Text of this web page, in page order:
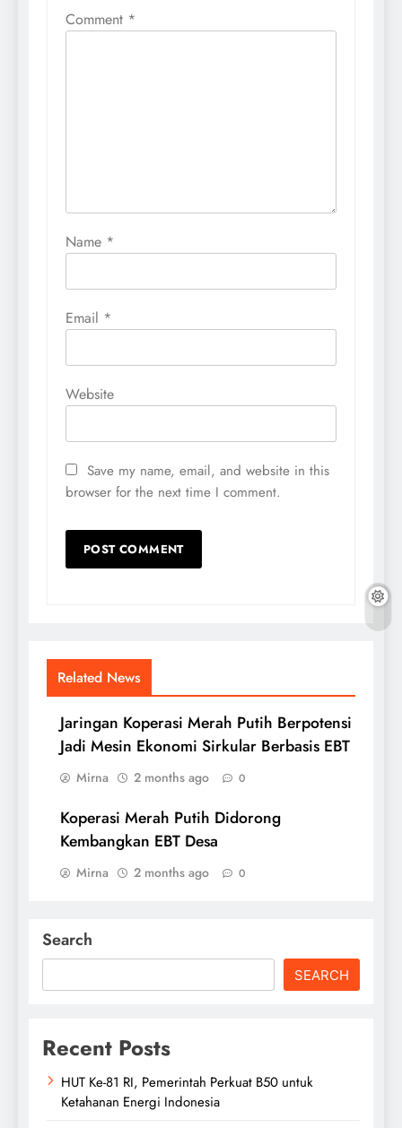
Comment *
Name *
Email *
Website
Save my name, email, and website in this
browser for the next time I comment.
Related News
Jaringan Koperasi Merah Putih Berpotensi
Jadi Mesin Ekonomi Sirkular Berbasis EBT
Mirna 2 months ago 0
Koperasi Merah Putih Didorong
Kembangkan EBT Desa
Mirna 2 months ago 0
Search
SEARCH
Recent Posts
HUT Ke-81 RI, Pemerintah Perkuat B50 untuk
Ketahanan Energi Indonesia